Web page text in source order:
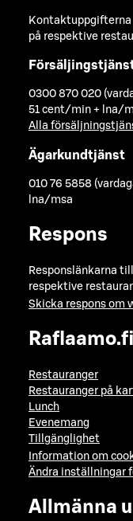
på respektive
0300 870 020
51 cent/min + lna/
Alla
Ägarkundtjänst
010 76 5858
lna/msa
Respons
Responslänkarna
respektive
Skicka respons om
Raflaamo.fi
Restauranger
Restauranger på
Lunch
Evenemang
Tillgänglighet
Information om
Ändra inställningar
Allmänna